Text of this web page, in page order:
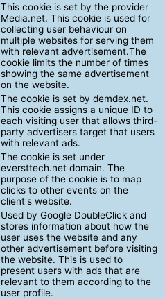
This cookie is set by the provider
Media.net. This cookie is used for
collecting user behaviour on
multiple websites for serving them
with relevant advertisement.The
cookie limits the number of times
showing the same advertisement
on the website.
The cookie is set by demdex.net.
This cookie assigns a unique ID to
each visiting user that allows third-
party advertisers target that users
with relevant ads.
The cookie is set under
eversttech.net domain. The
purpose of the cookie is to map
clicks to other events on the
client's website.
Used by Google DoubleClick and
stores information about how the
user uses the website and any
other advertisement before visiting
the website. This is used to
present users with ads that are
relevant to them according to the
user profile.